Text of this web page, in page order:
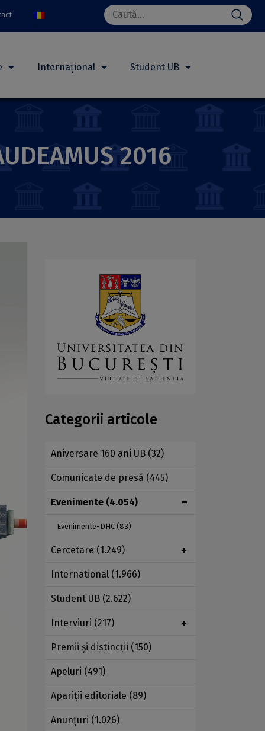
Search
for:
Internațional Student UB
2016
Categorii articole
Aniversare 160 ani UB (32)
Comunicate de presă (445)
Evenimente (4.054)
Evenimente-DHC (83)
Cercetare (1.249)
International (1.966)
Student UB (2.622)
Interviuri (217)
Premii şi distincţii (150)
Apeluri (491)
Apariţii editoriale (89)
Anunţuri (1.026)